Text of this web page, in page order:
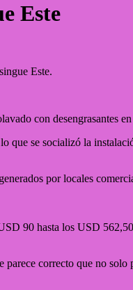
Este
Este.
con desengrasantes
que se socializó la
por locales
90 hasta los USD
correcto que no solo